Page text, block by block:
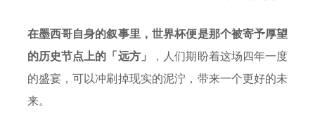
在墨西哥自身的叙事里，世界杯便是那个被寄予厚望
的历史节点上的「远方」
，人们期盼着这场四年一度
的盛宴，可以冲刷掉现实的泥泞，带来一个更好的未
来。